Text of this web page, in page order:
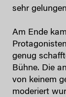
sehr
Am Ende
genug
Bühne. Die
von keinem
moderiert